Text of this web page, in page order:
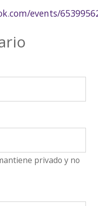
events/
privado y no